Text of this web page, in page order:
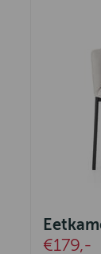
€179,-